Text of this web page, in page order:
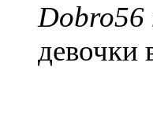
Dobro56
девочки